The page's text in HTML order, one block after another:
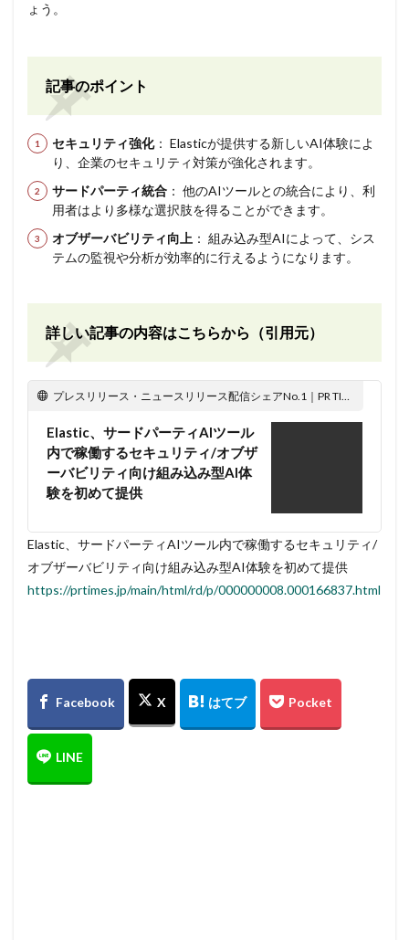
ょう。
記事のポイント
セキュリティ強化： Elasticが提供する新しいAI体験によ
り、企業のセキュリティ対策が強化されます。
サードパーティ統合 ： 他のAIツールとの統合により、利
用者はより多様な選択肢を得ることができます。
オブザーバビリティ向上 ： 組み込み型AIによって、シス
テムの監視や分析が効率的に行えるようになります。
詳しい記事の内容はこちらから（引用元）
プレスリリース・ニュースリリース配信シェアNo.1｜PR TIMES
Elastic、サードパーティAIツール
内で稼働するセキュリティ/オブザ
ーバビリティ向け組み込み型AI体
験を初めて提供
Elastic、サードパーティAIツール内で稼働するセキュリティ/
オブザーバビリティ向け組み込み型AI体験を初めて提供
https://prtimes.jp/main/html/rd/p/000000008.000166837.html